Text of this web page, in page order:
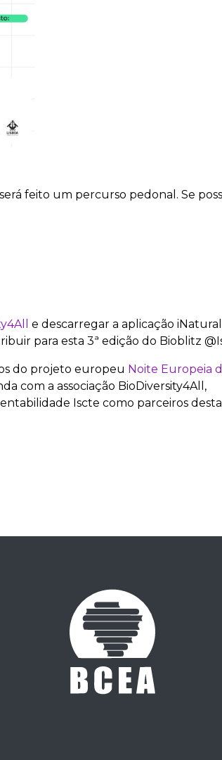
feito um percurso pedonal. Se
e descarregar a aplicação
para esta 3ª edição do Bioblitz
do projeto europeu Noite Europeia
com a associação BioDiversity4All,
Iscte como parceiros desta